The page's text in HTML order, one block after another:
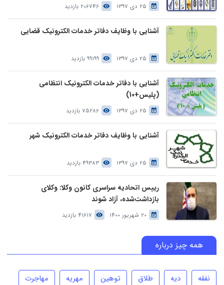
25 دی 1397 206746 بازدید
آشنایی با وظایف دفاتر خدمات الکترونیک قضایی
25 دی 1397 99199 بازدید
آشنایی با دفاتر خدمات الکترونیک انتظامی
(پلیس+10)
25 دی 1397 75286 بازدید
آشنایی با وظایف دفاتر خدمات الکترونیک شهر
25 دی 1397 49383 بازدید
رییس اتحادیه سراسری کانون وکلا: وکلای
بازداشت‌شده، آزاد شوند
20 شهریور 1400 41617 بازدید
همه چیز درباره
نفقه دیه طلاق توهین مهریه
مهاجرت